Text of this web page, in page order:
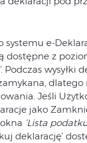
systemu e-
dostępne z
. Podczas wysyłki
dlatego
Jeśli
jako
‘Lista
deklarację’